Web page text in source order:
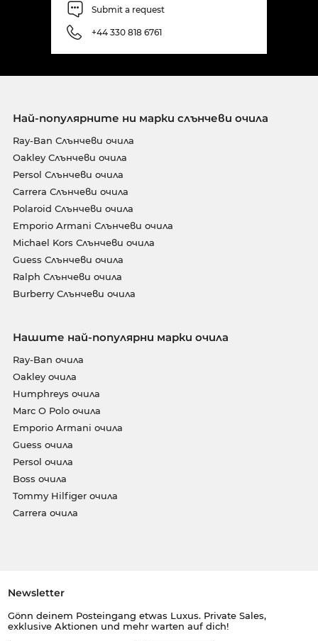
Submit a request
+44 330 818 6761
Най-популярните ни марки слънчеви очила
Ray-Ban Слънчеви очила
Oakley Слънчеви очила
Persol Слънчеви очила
Carrera Слънчеви очила
Polaroid Слънчеви очила
Emporio Armani Слънчеви очила
Michael Kors Слънчеви очила
Guess Слънчеви очила
Ralph Слънчеви очила
Burberry Слънчеви очила
Нашите най-популярни марки очила
Ray-Ban очила
Oakley очила
Humphreys очила
Marc O Polo очила
Emporio Armani очила
Guess очила
Persol очила
Boss очила
Tommy Hilfiger очила
Carrera очила
Newsletter
Gönn deinem Posteingang etwas Luxus. Private Sales,
exklusive Aktionen und mehr warten auf dich!